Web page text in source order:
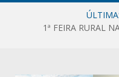
1ª FEIRA RURAL